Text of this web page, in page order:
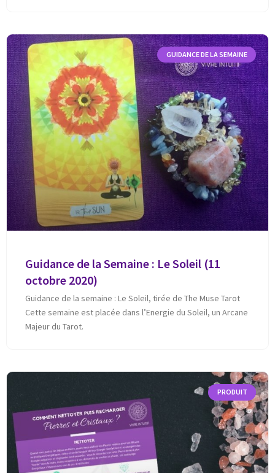
GUIDANCE DE LA SEMAINE
Guidance de la Semaine : Le Soleil (11
octobre 2020)
Guidance de la semaine : Le Soleil, tirée de The Muse Tarot
Cette semaine est placée dans l’Energie du Soleil, un Arcane
Majeur du Tarot.